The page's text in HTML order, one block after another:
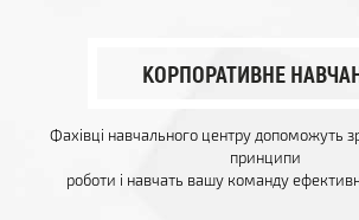
КОРПОРАТИВНЕ
Фахівці навчального центру допоможуть
принципи
роботи і навчать вашу команду